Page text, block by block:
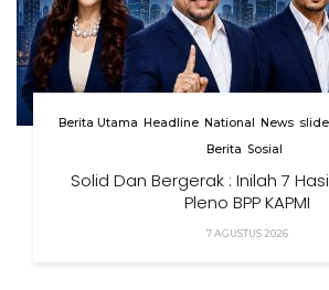
Berita Utama Headline National News
Berita Sosial
Solid Dan Bergerak : Inilah 7
Pleno BPP KAPMI
7 AGUSTUS 2026